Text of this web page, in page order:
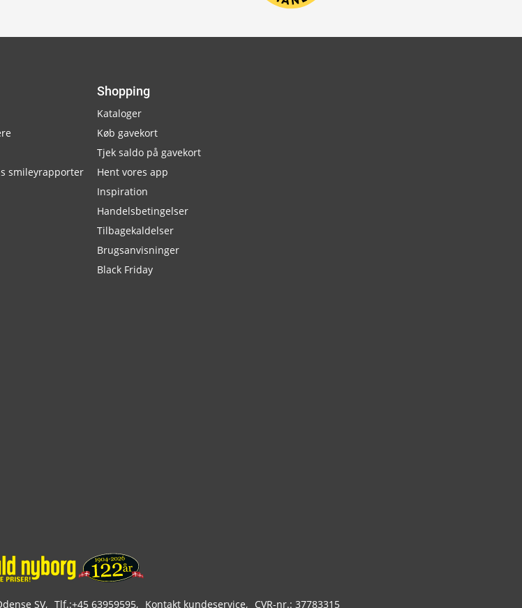
smileyrapporter
Shopping
Kataloger
Køb gavekort
Tjek saldo på gavekort
Hent vores app
Inspiration
Handelsbetingelser
Tilbagekaldelser
Brugsanvisninger
Black Friday
SV Tlf.:+45 63959595 Kontakt kundeservice CVR-nr.: 37783315